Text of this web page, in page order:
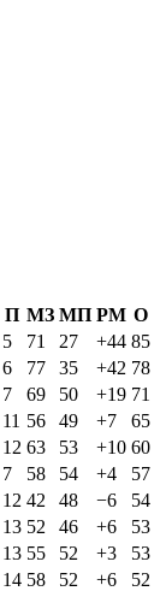
П МЗ МП РМ О
5 71 27 +44 85
6 77 35 +42 78
7 69 50 +19 71
11 56 49 +7
65
12 63 53 +10 60
7 58 54 +4
57
12 42 48 −6
54
13 52 46 +6
53
13 55 52 +3
53
14 58 52 +6
52